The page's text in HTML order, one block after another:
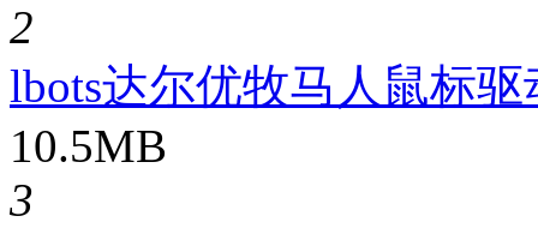
2
lbots达尔优牧马人鼠标驱
10.5MB
3